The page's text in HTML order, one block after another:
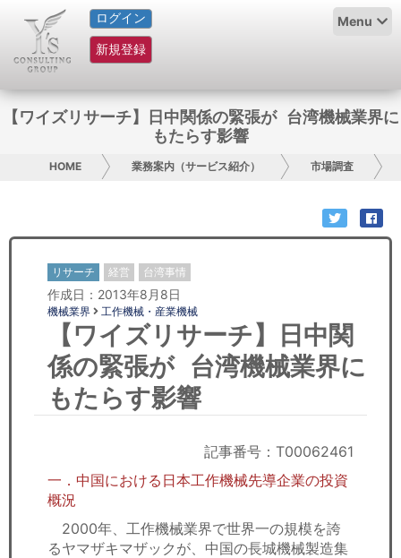
ログイン
新規登録
Menu
HOME
サービス紹介
お問い合わせ
日本人にPR
コンサルティング
リサーチ
セミナー
労務顧問
【ワイズリサーチ】日中関係の緊張が 台湾機械業界に
もたらす影響
HOME 業務案内（サービス紹介） 市場調査
リサーチ 経営 台湾事情
作成日：2013年8月8日
機械業界 工作機械・産業機械
【ワイズリサーチ】日中関
係の緊張が 台湾機械業界に
もたらす影響
記事番号：T00062461
一．中国における日本工作機械先導企業の投資
概況
2000年、工作機械業界で世界一の規模を誇
るヤマザキマザックが、中国の長城機械製造集